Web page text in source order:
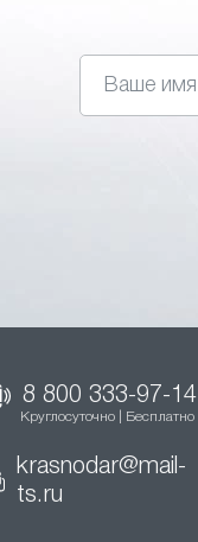
8 800 333-97-14
Круглосуточно | Бесплатно
krasnodar@mail-
ts.ru